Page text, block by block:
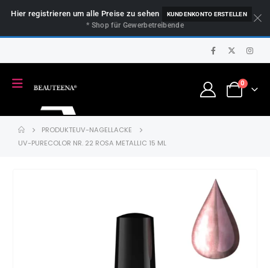
Hier registrieren um alle Preise zu sehen KUNDENKONTO ERSTELLEN
* Shop für Gewerbetreibende
0
PRODUKTEUV-NAGELLACKE
UV-PURECOLOR NR. 22 ROSA METALLIC 15 ML